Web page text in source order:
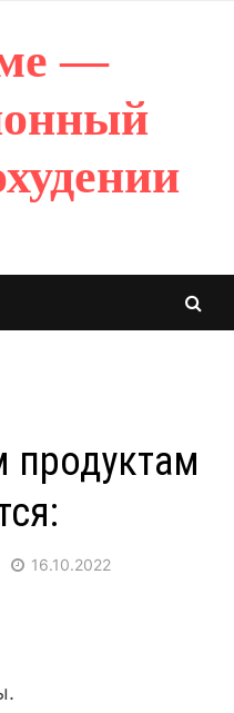
—
продуктам
16.10.2022